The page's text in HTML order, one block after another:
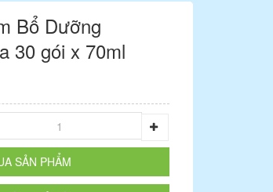
Bổ Dưỡng
30 gói x 70ml
SẢN PHẨM